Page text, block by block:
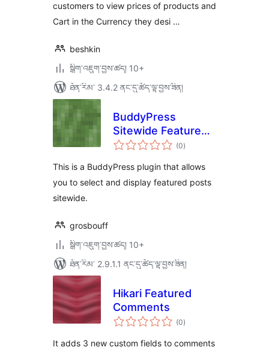
customers to view prices of products and
Cart in the Currency they desi …
beshkin
སྒྲིག་འཇུག་བྱས་ཚད། 10+
ཐོན་རིམ་ 3.4.2 ནང་དུ་ཚོད་ལྟ་བྱས་ཟིན།
BuddyPress
Sitewide Featured
Posts
(0གདེང་
འཇོག་
ཚང་།
)
This is a BuddyPress plugin that allows
you to select and display featured posts
sitewide.
grosbouff
སྒྲིག་འཇུག་བྱས་ཚད། 10+
ཐོན་རིམ་ 2.9.1.1 ནང་དུ་ཚོད་ལྟ་བྱས་ཟིན།
Hikari Featured
Comments
(0གདེང་
འཇོག་
ཚང་།
)
It adds 3 new custom fields to comments